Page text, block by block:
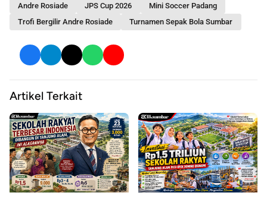
Andre Rosiade JPS Cup 2026
Mini Soccer Padang
Trofi Bergilir Andre Rosiade
Turnamen Sepak Bola Sumbar
Artikel Terkait